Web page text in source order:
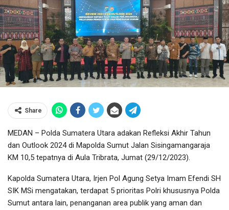
Share
MEDAN – Polda Sumatera Utara adakan Refleksi Akhir Tahun
dan Outlook 2024 di Mapolda Sumut Jalan Sisingamangaraja
KM 10,5 tepatnya di Aula Tribrata, Jumat (29/12/2023).
Kapolda Sumatera Utara, Irjen Pol Agung Setya Imam Efendi SH
SIK MSi mengatakan, terdapat 5 prioritas Polri khususnya Polda
Sumut antara lain, penanganan area publik yang aman dan